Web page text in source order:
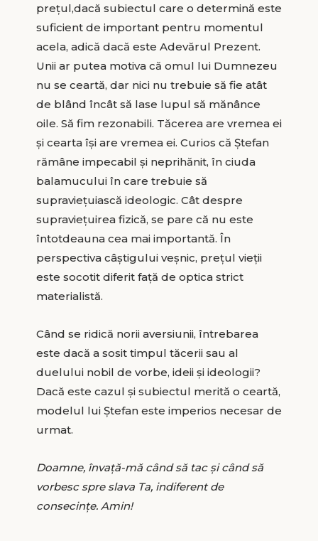
prețul,dacă subiectul care o determină este
suficient de important pentru momentul
acela, adică dacă este Adevărul Prezent.
Unii ar putea motiva că omul lui Dumnezeu
nu se ceartă, dar nici nu trebuie să fie atât
de blând încât să lase lupul să mănânce
oile. Să fim rezonabili. Tăcerea are vremea ei
și cearta își are vremea ei. Curios că Ștefan
rămâne impecabil și neprihănit, în ciuda
balamucului în care trebuie să
supraviețuiască ideologic. Cât despre
supraviețuirea fizică, se pare că nu este
întotdeauna cea mai importantă. În
perspectiva câștigului veșnic, prețul vieții
este socotit diferit față de optica strict
materialistă.
Când se ridică norii aversiunii, întrebarea
este dacă a sosit timpul tăcerii sau al
duelului nobil de vorbe, ideii și ideologii?
Dacă este cazul și subiectul merită o ceartă,
modelul lui Ștefan este imperios necesar de
urmat.
Doamne, învață-mă când să tac și când să
vorbesc spre slava Ta, indiferent de
consecințe. Amin!